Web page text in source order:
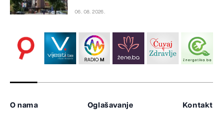
06. 08. 2026.
O nama Oglašavanje Kontakt